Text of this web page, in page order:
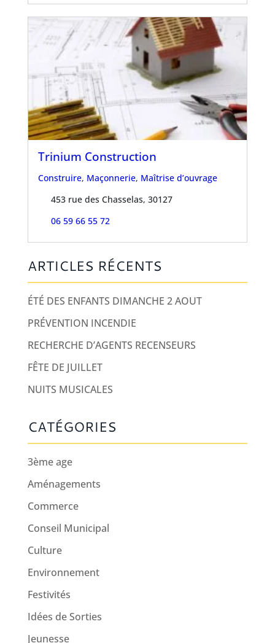
Trinium Construction
Construire, Maçonnerie, Maîtrise d’ouvrage
453 rue des Chasselas, 30127
06 59 66 55 72
ARTICLES RÉCENTS
ÉTÉ DES ENFANTS DIMANCHE 2 AOUT
PRÉVENTION INCENDIE
RECHERCHE D’AGENTS RECENSEURS
FÊTE DE JUILLET
NUITS MUSICALES
CATÉGORIES
3ème age
Aménagements
Commerce
Conseil Municipal
Culture
Environnement
Festivités
Idées de Sorties
Jeunesse